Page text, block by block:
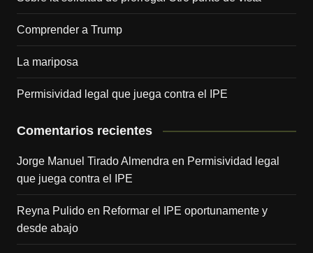
Comprender a Trump
La mariposa
Permisividad legal que juega contra el IPE
Comentarios recientes
Jorge Manuel Tirado Almendra en Permisividad legal
que juega contra el IPE
Reyna Pulidoen Reformar el IPE oportunamente y
desde abajo